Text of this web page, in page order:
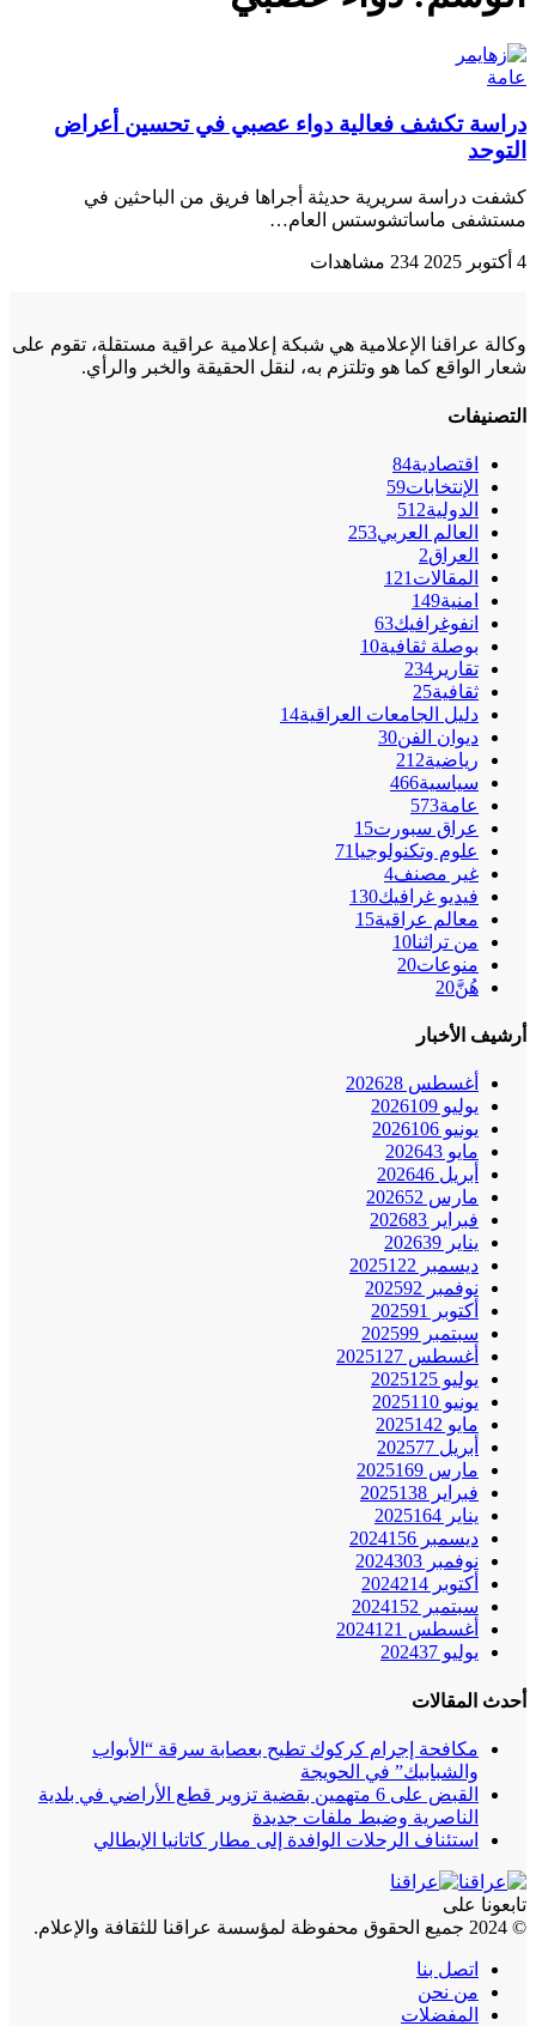
عامة
دراسة تكشف فعالية دواء عصبي في تحسين أعراض
التوحد
كشفت دراسة سريرية حديثة أجراها فريق من الباحثين في
مستشفى ماساتشوستس العام…
4 أكتوبر 2025 234 مشاهدات
وكالة عراقنا الإعلامية هي شبكة إعلامية عراقية مستقلة، تقوم على
شعار الواقع كما هو وتلتزم به، لنقل الحقيقة والخبر والرأي.
التصنيفات
اقتصادية84
الإنتخابات59
الدولية512
العالم العربي253
العراق2
المقالات 121
امنية149
انفوغرافيك63
بوصلة ثقافية10
تقارير 234
ثقافية25
دليل الجامعات العراقية14
ديوان الفن30
رياضية212
سياسية466
عامة573
عراق سبورت15
علوم وتكنولوجيا 71
غير مصنف4
فيديو غرافيك130
معالم عراقية15
من تراثنا10
منوعات20
هُنَّ20
أرشيف الأخبار
أغسطس 2026 28
يوليو 2026 109
يونيو 2026 106
مايو 2026 43
أبريل 2026 46
مارس 2026 52
فبراير 2026 83
يناير 2026 39
ديسمبر 2025 122
نوفمبر 2025 92
أكتوبر 2025
91
سبتمبر 2025 99
أغسطس 2025 127
يوليو 2025 125
يونيو 2025 110
مايو 2025 142
أبريل 2025 77
مارس 2025 169
فبراير 2025 138
يناير 2025 164
ديسمبر 2024 156
نوفمبر 2024 303
أكتوبر 2024 214
سبتمبر 2024 152
أغسطس 2024 121
يوليو 2024 37
أحدث المقالات
مكافحة إجرام كركوك تطيح بعصابة سرقة “الأبواب
والشبابيك” في الحويجة
القبض على 6 متهمين بقضية تزوير قطع الأراضي في بلدية
الناصرية وضبط ملفات جديدة
استئناف الرحلات الوافدة إلى مطار كاتانيا الإيطالي
تابعونا على
© 2024 جميع الحقوق محفوظة لمؤسسة عراقنا للثقافة والإعلام.
اتصل بنا
من نحن
المفضلات